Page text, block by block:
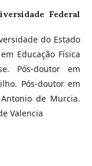
Federal
do Estado
Educação Física
Pós-doutor em
Pós-doutor em
de Murcia.
Valencia